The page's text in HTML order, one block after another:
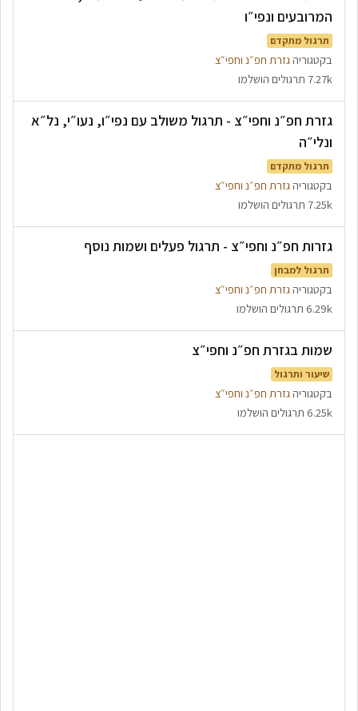
המרובעים ונפי״ו
תרגול מתקדם
בקטגוריהגזרת חפ״נ וחפי״צ
7.27k תרגולים הושלמו
גזרת חפ״נ וחפי״צ - תרגול משולב עם נפי״ו, נעו״י, נל״א
ונלי״ה
תרגול מתקדם
בקטגוריהגזרת חפ״נ וחפי״צ
7.25k תרגולים הושלמו
גזרות חפ״נ וחפי״צ - תרגול פעלים ושמות נוסף
תרגול למבחן
בקטגוריהגזרת חפ״נ וחפי״צ
6.29k תרגולים הושלמו
שמות בגזרת חפ״נ וחפי״צ
שיעור ותרגול
בקטגוריהגזרת חפ״נ וחפי״צ
6.25k תרגולים הושלמו